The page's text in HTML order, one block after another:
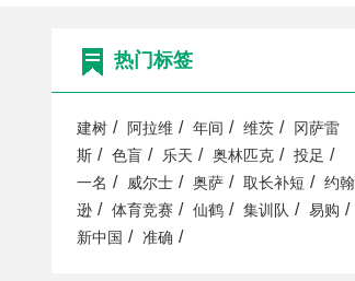
热门标签
建树 / 阿拉维 / 年间 / 维茨 /
冈萨雷
斯 / 色盲 / 乐天 / 奥林匹克 / 投足 /
一名 / 威尔士 / 奥萨 / 取长补短 /
约翰
逊 / 体育竞赛 / 仙鹤 / 集训队 / 易购 /
新中国 / 准确 /